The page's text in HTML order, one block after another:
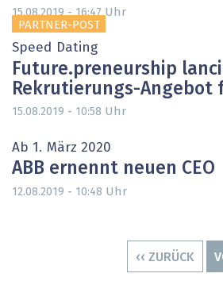
15.08.2019 - 16:47 Uhr
PARTNER-POST
Speed Dating
Future.preneurship
Rekrutierungs-Angebot
15.08.2019 - 10:58 Uhr
Ab 1. März 2020
ABB ernennt neuen CEO
12.08.2019 - 10:48 Uhr
VORHERIGE
‹‹ ZURÜCK